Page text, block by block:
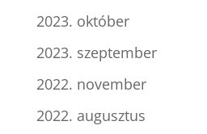
2023. október
2023. szeptember
2022. november
2022. augusztus